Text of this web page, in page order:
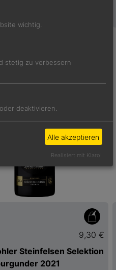
9,30 €
Steinfelsen Selektion
2021
wichtig.
stetig zu verbessern
deaktivieren.
Alle akzeptieren
Realisiert mit Klaro!